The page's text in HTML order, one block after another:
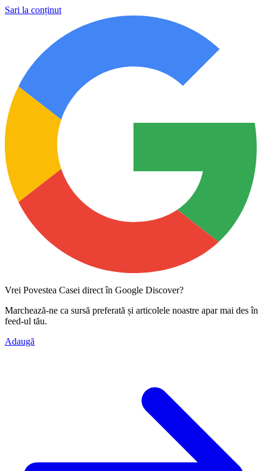
Sari la conținut
Vrei Povestea Casei direct în Google Discover?
Marchează-ne ca sursă preferată și articolele noastre apar mai des în
feed-ul tău.
Adaugă